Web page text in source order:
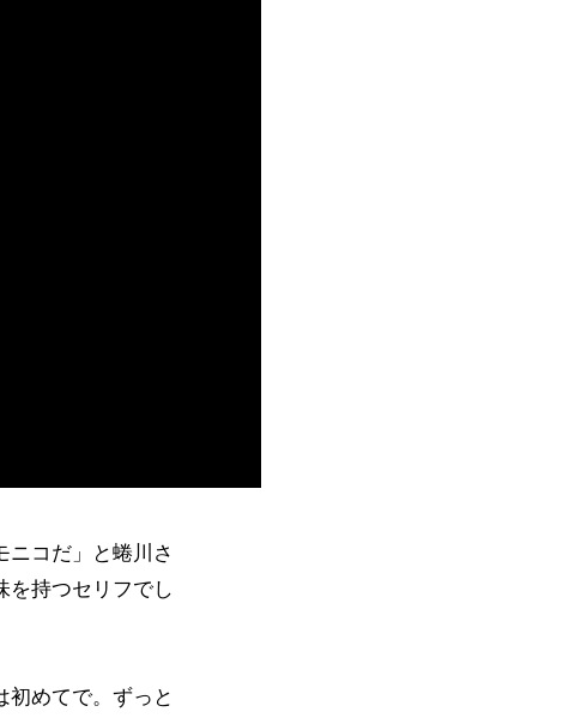
ニコだ」と蜷川さ
を持つセリフでし
初めてで。ずっと